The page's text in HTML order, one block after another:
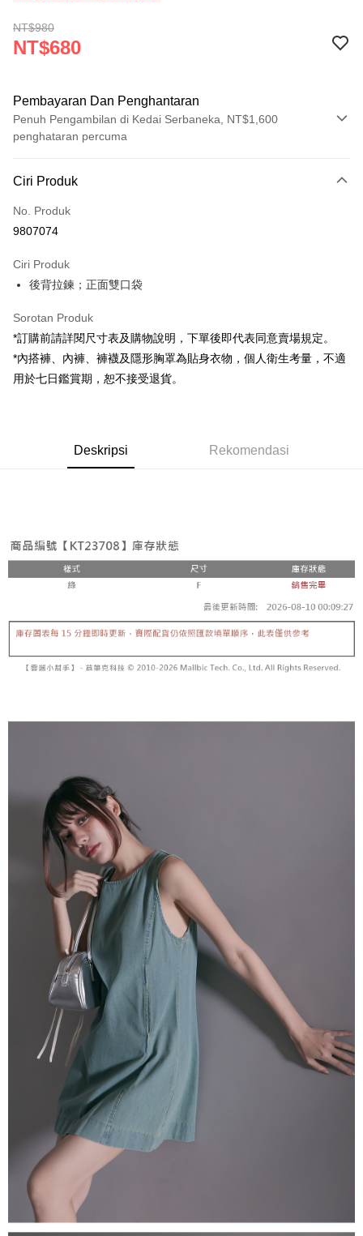
NT$980
NT$680
Pembayaran Dan Penghantaran
Penuh Pengambilan di Kedai Serbaneka, NT$1,600
penghataran percuma
Kad Kredit (Bayaran Penuh)
Pengambilan di Kedai Serbaneka
Apple Pay
Google Pay
OP Pay Later
Deskripsi
pengguna Taiwan Mobile tanpa memerlukan permohonan tambahan.
disahkan.
Had kredit yang diluluskan, tempoh ansuran yang tersedia, dan yuran
pada halaman pengesahan transaksi seterusnya.
Jika transaksi tidak disahkan dalam masa 30 minit selepas pesanan
dibuat, atau jika permohonan gagal dalam proses semakan, pesanan
akan dibatalkan secara automatik. Jika permohonan gagal pada
pembayaran akan dihantar selepas kitaran bil bulanan.
Selepas mengakses bil melalui pautan dalam SMS, anda boleh
menyelesaikan pembayaran anda melalui salah satu saluran berikut: kod
bar kedai serbaneka, kedai runcit Taiwan Mobile, pemindahan bank,
JKOPay, atau iPASS MONEY.
[Nota Penting]
Perkhidmatan ini disediakan oleh Taiwan Mobile Co., Ltd. (“Syarikat”),
yang membolehkan pelanggan membeli barangan atau perkhidmatan
melalui perkhidmatan ini pada masa transaksi. Hasil daripada pembelian
atau pembayaran ansuran akan dipindahkan oleh peniaga kepada
Syarikat, dan pelanggan hendaklah membuat pembayaran mengikut
perjanjian menggunakan sistem bil Syarikat.
Untuk memenuhi hubungan kontrak yang terjalin melalui persetujuan
penggunaan OP Pay Later, peniaga akan memberikan maklumat peribadi
anda (termasuk nama, nombor telefon, atau alamat) kepada Syarikat bagi
tujuan pengumpulan, pemprosesan dan penggunaan data yang
diperlukan untuk pengebilan ansuran, termasuk pengesahan,
pengesahan semula dan pembetulan.
Untuk terma perkhidmatan penuh, sila rujuk pautan berikut:
https://oppay.tw/userRule
" target="_blank" class="link revert-
style">https://oppay.tw/userRule
【Panduan Penggunaan Pembayaran Ansuran Gogo】
1. Perkhidmatan ini disediakan oleh Taiwan Mobile, pengguna telefon
mudah alih boleh segera menggunakan tanpa perlu memohon lagi.
(Hanya untuk nombor langganan peribadi, tidak terbuka untuk syarikat
Pertama, Mengenai Perkhidmatan AFTEE Beli Sekarang Bayar Kemudian
1. Dengan memilih AFTEE sebagai kaedah pembayaran, mesej
4. Setelah pesanan disahkan, anda akan menerima SMS pembayaran
manakala ahli aplikasi akan menerima pemberitahuan tolak aplikasi
5. Tiada bayaran diperlukan apabila anda menerima produk. Sila buat
pembayaran di empat kedai serbaneka utama, ATM atau perbankan
AFTEE.
Sila ambil perhatian bahawa tempoh pembayaran adalah 14 hari. Walau
bagaimanapun, bagi mereka yang telah memuat turun Aplikasi AFTEE
pesanan. Walau bagaimanapun, tiada jaminan bahawa anda boleh
menerima pesanan anda semasa tempoh pembayaran (cth.: produk
prapesanan atau produk yang mungkin mengambil masa yang lebih
lama untuk dihantar). Oleh itu, anda dikehendaki membuat pembayaran
kepada AFTEE dalam tempoh sama ada anda menerima pesanan.
Kedua, Sekatan Pembayaran
1. Jumlah yang diperakui untuk pengguna kali pertama boleh sehingga
NT$10,000. Amaun diperakui sebenar yang diluluskan akan berdasarkan
keputusan pensijilan dan semakan oleh AFTEE.
2. Amaun perbelanjaan minimum mestilah lebih besar daripada NT$20.
3. Pada masa ini hanya tersedia untuk ahli Taiwan.
Ketiga, Syarat Perkhidmatan
Perkhidmatan AFTEE Beli Sekarang Bayar Kemudian disediakan oleh NP
Taiwan, Inc. dan AFTEE akan membuat bil kepada pengguna. AFTEE
akan menggunakan data peribadi yang dikumpul (termasuk nama
pembeli, no. telefon, nama penerima, no. telefon, alamat penerima) untuk
penggunaan perkhidmatan. Sila rujuk kepada "Penyata Pengumpulan
Data Peribadi, Pemprosesan, Penggunaan"
(https://aftee.tw/privacypolicy/ ) untuk maklumat lanjut.
Jumlah yang diperakui untuk pengguna kali pertama yang lulus
kelulusan boleh sehingga NT$10,000. Jika pengguna tidak membuat
pembayaran dalam tempoh tersebut, yuran pembayaran lewat sebanyak
20% setahun akan dikenakan. Pengguna bawah umur dikehendaki
mendapatkan kebenaran daripada ibu bapa atau penjaga yang sah
untuk menggunakan AFTEE.
Sila hubungi NP Taiwan Inc. di
mempunyai sebarang kebimbangan mengenai pemprosesan dan
Pemindahan ATM
NT$60/pesanan | Penghantaran percuma untuk pesanan
NT$1,800 atau lebih
NT$60/pesanan | Penghantaran percuma untuk pesanan
已關閉，請勿下單
7-11取貨付款
NT$60/pesanan | Penghantaran percuma untuk pesanan
NT$1,800 atau lebih
付款後7-11取貨
NT$60/pesanan | Penghantaran percuma untuk pesanan
NT$1,600 atau lebih
NT$100/pesanan | Penghantaran percuma untuk pesanan
NT$2,500 atau lebih
國家/地區配送 Kadar Penghantaran
Ciri Produk
No. Produk
9807074
Ciri Produk
後背拉鍊；正面雙口袋
Sorotan Produk
*訂購前請詳閱尺寸表及購物說明，下單後即代表同意賣場規定。
*內搭褲、內褲、褲襪及隱形胸罩為貼身衣物，個人衛生考量，不適
用於七日鑑賞期，恕不接受退貨。
Deskripsi Rekomendasi